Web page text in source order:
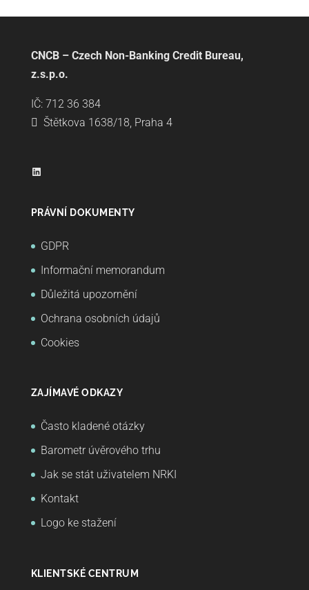
CNCB – Czech Non-Banking Credit Bureau,
z.s.p.o.
IČ: 712 36 384
Štětkova 1638/18, Praha 4
LinkedIn
PRÁVNÍ DOKUMENTY
GDPR
Informační memorandum
Důležitá upozornění
Ochrana osobních údajů
Cookies
ZAJÍMAVÉ ODKAZY
Často kladené otázky
Barometr úvěrového trhu
Jak se stát uživatelem NRKI
Kontakt
Logo ke stažení
KLIENTSKÉ CENTRUM